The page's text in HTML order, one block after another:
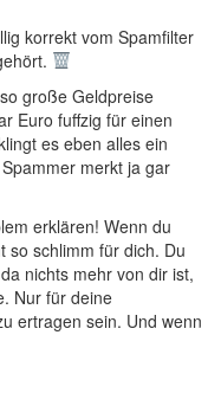
korrekt vom Spamfilter
große Geldpreise
Euro fuffzig für einen
es eben alles ein
merkt ja gar
erklären! Wenn du
so schlimm für dich. Du
nichts mehr von dir ist,
Nur für deine
ertragen sein. Und wenn